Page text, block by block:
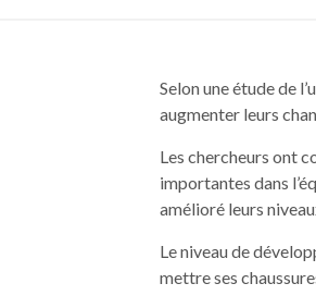
Selon une étude de
augmenter leurs
Les chercheurs ont
importantes dans
amélioré leurs
Le niveau de
mettre ses